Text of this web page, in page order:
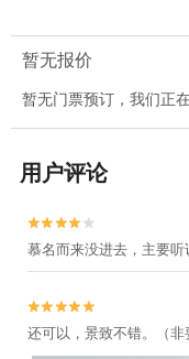
暂无报价
暂无门票预订，我们正
用户评论


慕名而来没进去，主要听


还可以，景致不错。（非